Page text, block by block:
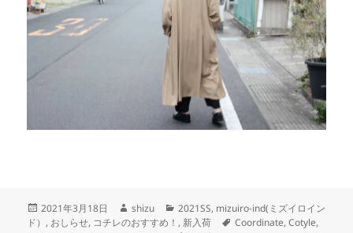
投
稿
2021年3月18日
作
成
shizu
カ
テ
2021SS, mizuiro-ind(ミズイロイン
ド） , おしらせ, コチレのおすすめ！ , 新入荷
タ
Coordinate,Cotyle,